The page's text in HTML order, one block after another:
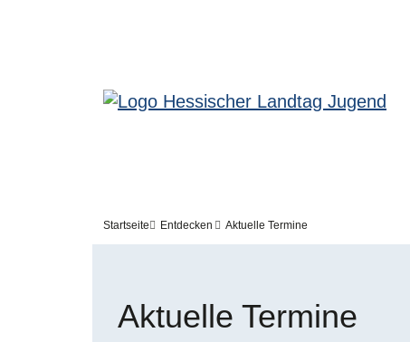
Pfadnavigation
Startseite Entdecken Aktuelle Termine
Aktuelle Termine